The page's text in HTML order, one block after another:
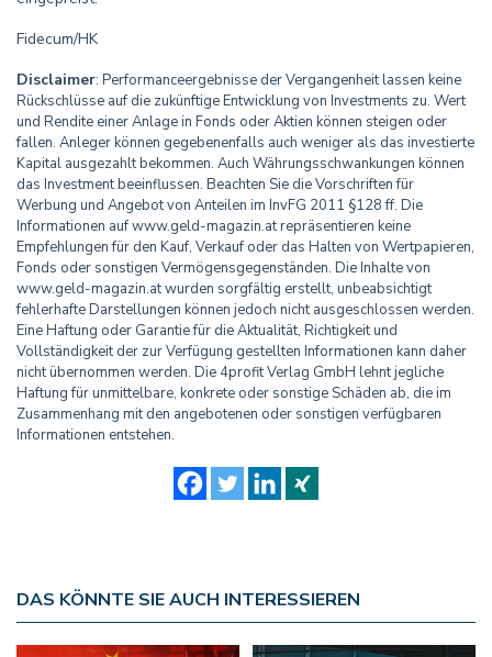
Fidecum/HK
Disclaimer: Performanceergebnisse der Vergangenheit lassen keine
Rückschlüsse auf die zukünftige Entwicklung von Investments zu. Wert
und Rendite einer Anlage in Fonds oder Aktien können steigen oder
fallen. Anleger können gegebenenfalls auch weniger als das investierte
Kapital ausgezahlt bekommen. Auch Währungsschwankungen können
das Investment beeinflussen. Beachten Sie die Vorschriften für
Werbung und Angebot von Anteilen im InvFG 2011 §128 ff. Die
Informationen auf www.geld-magazin.at repräsentieren keine
Empfehlungen für den Kauf, Verkauf oder das Halten von Wertpapieren,
Fonds oder sonstigen Vermögensgegenständen. Die Inhalte von
www.geld-magazin.at wurden sorgfältig erstellt, unbeabsichtigt
fehlerhafte Darstellungen können jedoch nicht ausgeschlossen werden.
Eine Haftung oder Garantie für die Aktualität, Richtigkeit und
Vollständigkeit der zur Verfügung gestellten Informationen kann daher
nicht übernommen werden. Die 4profit Verlag GmbH lehnt jegliche
Haftung für unmittelbare, konkrete oder sonstige Schäden ab, die im
Zusammenhang mit den angebotenen oder sonstigen verfügbaren
Informationen entstehen.
DAS KÖNNTE SIE AUCH INTERESSIEREN